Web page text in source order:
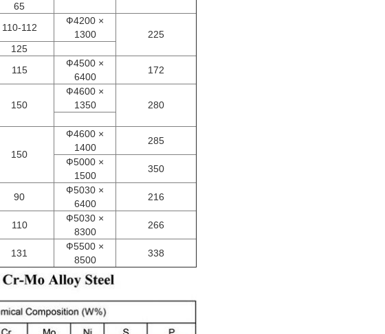
65
110-112
Ф4200 ×
1300
225
125
115
Ф4500 ×
6400
172
150
Ф4600 ×
1350
280
150
Ф4600 ×
1400
285
Ф5000 ×
1500
350
90
Ф5030 ×
6400
216
110
Ф5030 ×
8300
266
131
Ф5500 ×
8500
338